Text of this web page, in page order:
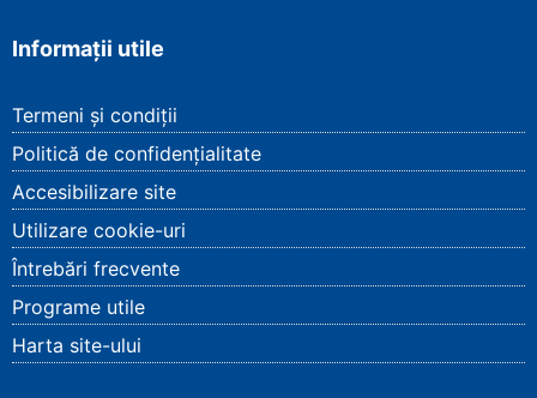
Informații utile
Termeni și condiții
Politică de confidențialitate
Accesibilizare site
Utilizare cookie-uri
Întrebări frecvente
Programe utile
Harta site-ului